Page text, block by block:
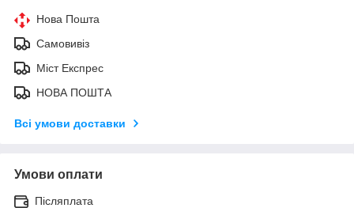
Нова Пошта
Самовивіз
Міст Експрес
НОВА ПОШТА
Всі умови доставки
Умови оплати
Післяплата